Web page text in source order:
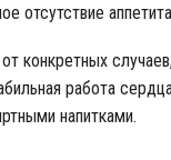
отсутствие
конкретных
работа
напитками.